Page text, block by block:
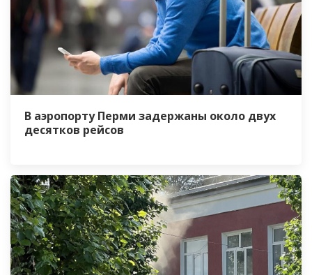
В аэропорту Перми задержаны около двух
десятков рейсов